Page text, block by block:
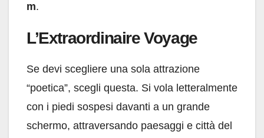
m.
L’Extraordinaire Voyage
Se devi scegliere una sola attrazione
“poetica”, scegli questa. Si vola letteralmente
con i piedi sospesi davanti a un grande
schermo, attraversando paesaggi e città del